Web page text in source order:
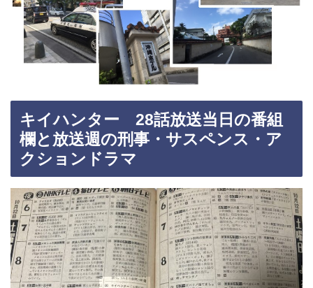
キイハンター 28話放送当日の番組
欄と放送週の刑事・サスペンス・ア
クションドラマ